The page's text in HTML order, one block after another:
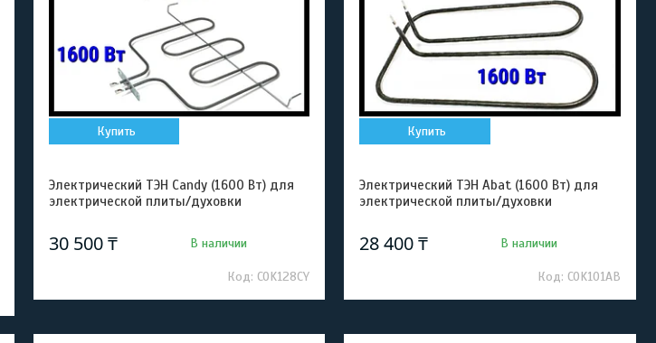
Купить
Электрический ТЭН Candy (1600 Вт) для
электрической плиты/духовки
30 500 ₸ В наличии
COK128CY
Купить
Электрический ТЭН Abat (1600 Вт) для
электрической плиты/духовки
28 400 ₸ В наличии
COK101AB